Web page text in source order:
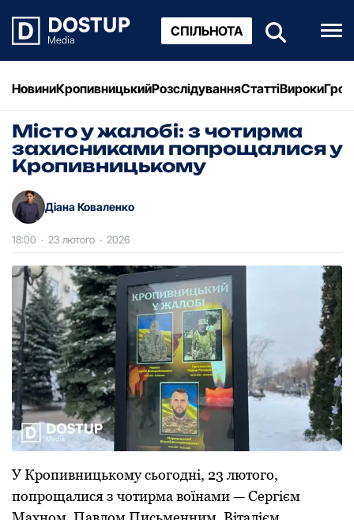
СПІЛЬНОТА
НовиниКропивницькийРозслідуванняСтаттіВироки
Місто у жалобі: з чотирма
захисниками попрощалися у
Кропивницькому
Діана Коваленко
18:00 · 23 лютого · 2026
У Кропивницькому сьогодні, 23 лютого,
попрощалися з чотирма воїнами — Сергієм